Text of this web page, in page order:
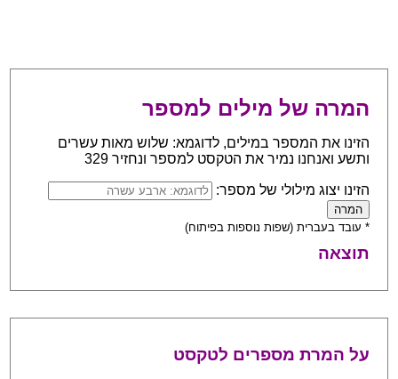
המרה של מילים למספר
הזינו את המספר במילים, לדוגמא: שלוש מאות עשרים
ותשע ואנחנו נמיר את הטקסט למספר ונחזיר 329
הזינו יצוג מילולי של מספר:
* עובד בעברית (שפות נוספות בפיתוח)
תוצאה
על המרת מספרים לטקסט